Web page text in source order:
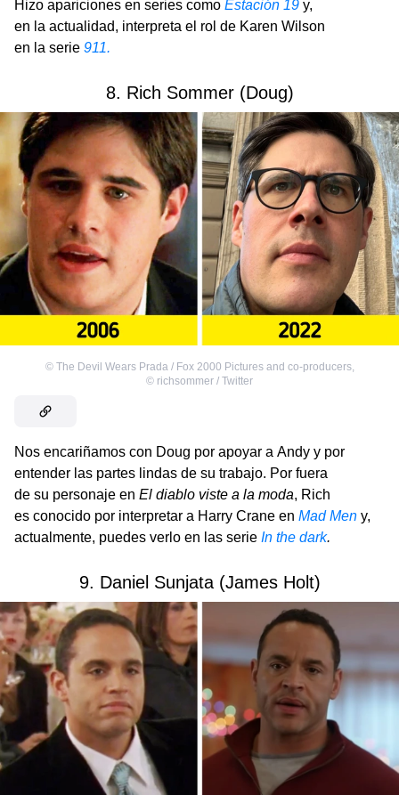
Hizo apariciones en series como Estación 19 y,
en la actualidad, interpreta el rol de Karen Wilson
en la serie 911.
8. Rich Sommer (Doug)
© The Devil Wears Prada / Fox 2000 Pictures and co-producers,
© richsommer / Twitter
Nos encariñamos con Doug por apoyar a Andy y por
entender las partes lindas de su trabajo. Por fuera
de su personaje en El diablo viste a la moda, Rich
es conocido por interpretar a Harry Crane en Mad Men y,
actualmente, puedes verlo en las serie In the dark.
9. Daniel Sunjata (James Holt)